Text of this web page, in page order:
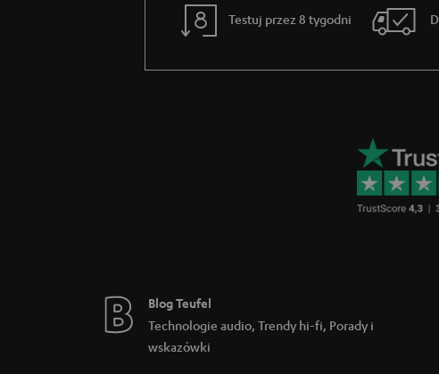
jeśli masz ze sobą specjalne dla tych słuchawek
przechowywać w sposób oszczędzający miejsce.
Dlaczego opłaca się wymienić Twoje słuchawki
Testuj przez 8 tygodni
Blog Teufel
Technologie audio, Trendy hi-fi, Porady i
wskazówki